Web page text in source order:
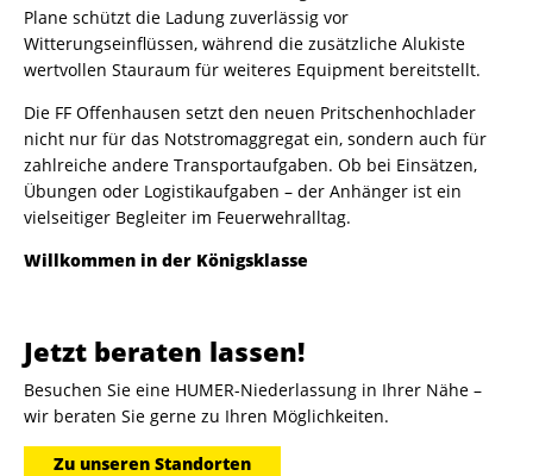
Plane schützt die Ladung zuverlässig vor
Witterungseinflüssen, während die zusätzliche Alukiste
wertvollen Stauraum für weiteres Equipment bereitstellt.
Die FF Offenhausen setzt den neuen Pritschenhochlader
nicht nur für das Notstromaggregat ein, sondern auch für
zahlreiche andere Transportaufgaben. Ob bei Einsätzen,
Übungen oder Logistikaufgaben – der Anhänger ist ein
vielseitiger Begleiter im Feuerwehralltag.
Willkommen in der Königsklasse
Jetzt beraten lassen!
Besuchen Sie eine HUMER-Niederlassung in Ihrer Nähe –
wir beraten Sie gerne zu Ihren Möglichkeiten.
Zu unseren Standorten